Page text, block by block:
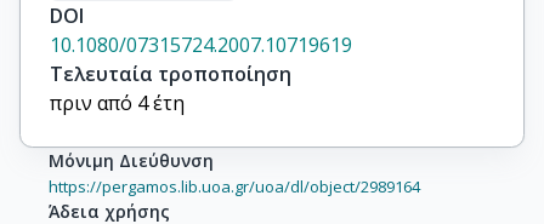
DOI
10.1080/07315724.2007.10719619
Τελευταία τροποποίηση
πριν από 4 έτη
Μόνιμη Διεύθυνση
https://pergamos.lib.uoa.gr/uoa/dl/object/2989164
Άδεια χρήσης